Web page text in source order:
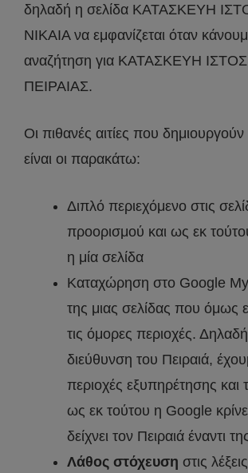
δηλαδή η σελίδα ΚΑΤΑΣΚΕΥΗ
ΝΙΚΑΙΑ να εμφανίζεται όταν
αναζήτηση για ΚΑΤΑΣΚΕΥΗ
ΠΕΙΡΑΙΑΣ.
Οι πιθανές αιτίες που
είναι οι παρακάτω:
Διπλό περιεχόμενο στις
προορισμού και ως εκ
η μία σελίδα
Καταχώρηση στο Google
της μιας σελίδας που όμως
τις όμορες περιοχές.
διεύθυνση του Πειραιά,
περιοχές εξυπηρέτησης και
ως εκ τούτου η Google
δείχνει τον Πειραιά έναντι
Λάθος στόχευση στις